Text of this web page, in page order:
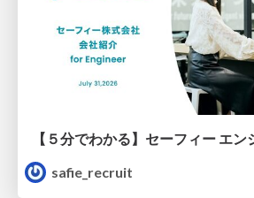
safie_recruit